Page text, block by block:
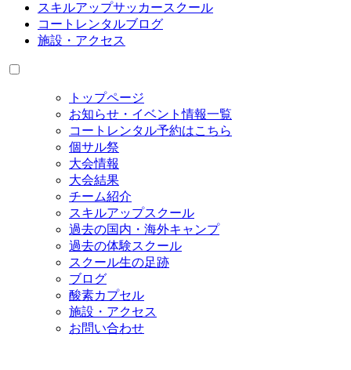
スキルアップサッカースクール
コートレンタルブログ
施設・アクセス
トップページ
お知らせ・イベント情報一覧
コートレンタル予約はこちら
個サル祭
大会情報
大会結果
チーム紹介
スキルアップスクール
過去の国内・海外キャンプ
過去の体験スクール
スクール生の足跡
ブログ
酸素カプセル
施設・アクセス
お問い合わせ